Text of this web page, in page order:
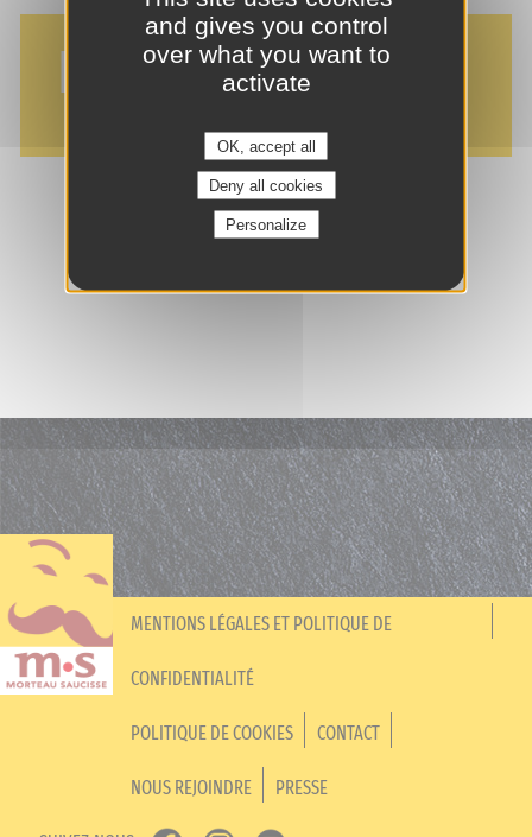
NOS AVANTAGES
je suis intéressé(e) !
MENTIONS LÉGALES ET POLITIQUE DE
CONFIDENTIALITÉ
POLITIQUE DE COOKIES CONTACT
NOUS REJOINDRE PRESSE
and gives you control
over what you want to
activate
OK, accept all
Deny all cookies
Personalize